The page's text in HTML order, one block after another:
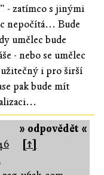
- zatímco s jinými
nepočítá... Bude
umělec bude
- nebo se umělec
i pro širší
pak bude mít
» odpovědět «
[↑]